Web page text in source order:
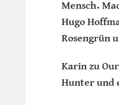
Mensch.
Hugo
Rosengrün
Karin zu
Hunter und